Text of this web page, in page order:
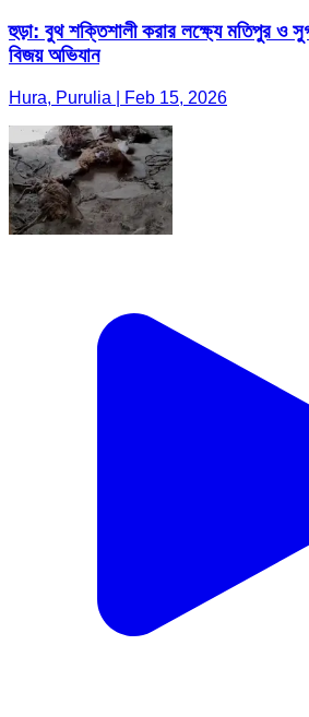
হুড়া: বুথ শক্তিশালী করার লক্ষ্যে মতিপুর ও
বিজয় অভিযান
Hura, Purulia | Feb 15, 2026